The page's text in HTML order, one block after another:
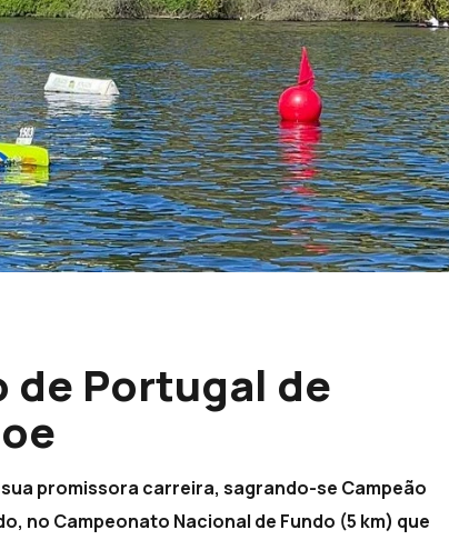
de Portugal de
promissora carreira, sagrando-se Campeão
no Campeonato Nacional de Fundo (5 km) que